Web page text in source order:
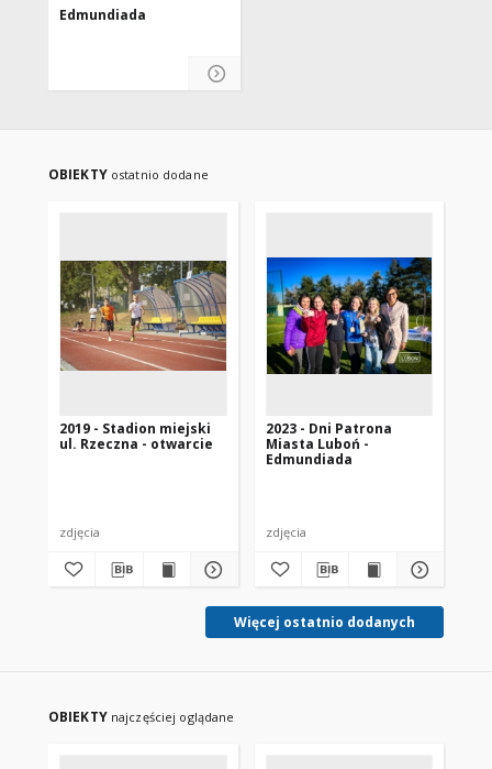
Edmundiada
OBIEKTY ostatnio dodane
2019 - Stadion miejski
ul. Rzeczna - otwarcie
zdjęcia
2023 - Dni Patrona
Miasta Luboń -
Edmundiada
zdjęcia
Więcej ostatnio dodanych
OBIEKTY najczęściej oglądane